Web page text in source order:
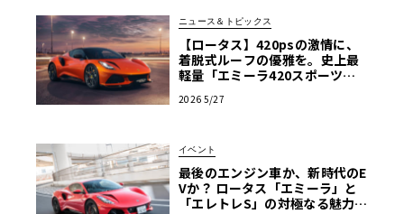
ニュース＆トピックス
【ロータス】420psの激情に、
着脱式ルーフの優雅を。史上最
軽量「エミーラ420スポーツ」
2026 5/27
イベント
最後のエンジン車か、新時代のE
Vか？ ロータス「エミーラ」と
「エレトレS」の対極なる魅力を